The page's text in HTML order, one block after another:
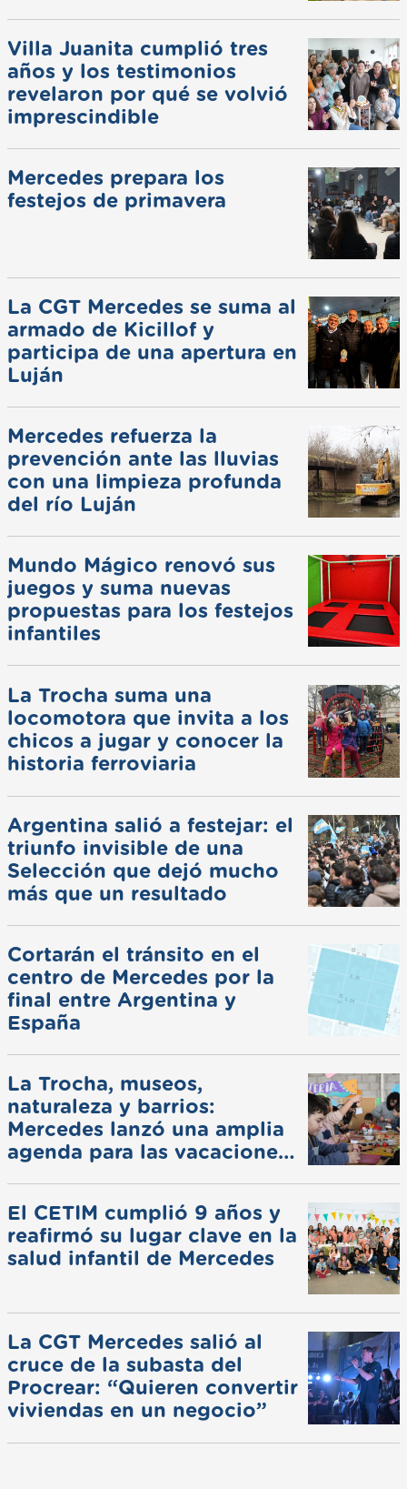
Villa Juanita cumplió tres
años y los testimonios
revelaron por qué se volvió
imprescindible
Mercedes prepara los
festejos de primavera
La CGT Mercedes se suma al
armado de Kicillof y
participa de una apertura en
Luján
Mercedes refuerza la
prevención ante las lluvias
con una limpieza profunda
del río Luján
Mundo Mágico renovó sus
juegos y suma nuevas
propuestas para los festejos
infantiles
La Trocha suma una
locomotora que invita a los
chicos a jugar y conocer la
historia ferroviaria
Argentina salió a festejar: el
triunfo invisible de una
Selección que dejó mucho
más que un resultado
Cortarán el tránsito en el
centro de Mercedes por la
final entre Argentina y
España
La Trocha, museos,
naturaleza y barrios:
Mercedes lanzó una amplia
agenda para las vacaciones
El CETIM cumplió 9 años y
reafirmó su lugar clave en la
salud infantil de Mercedes
La CGT Mercedes salió al
cruce de la subasta del
Procrear: “Quieren convertir
viviendas en un negocio”